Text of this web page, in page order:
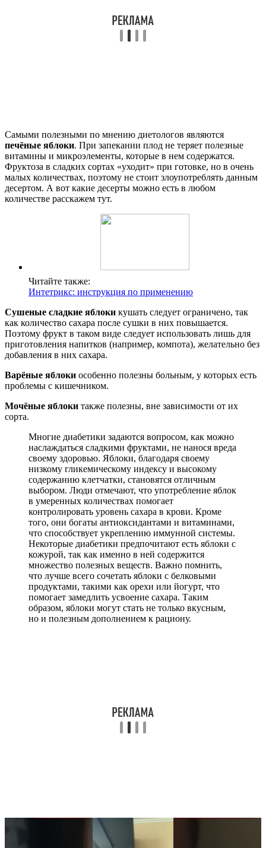
Самыми полезными по мнению диетологов являются
печёные яблоки. При запекании плод не теряет полезные
витамины и микроэлементы, которые в нем содержатся.
Фруктоза в сладких сортах «уходит» при готовке, но в очень
малых количествах, поэтому не стоит злоупотреблять данным
десертом. А вот какие десерты можно есть в любом
количестве расскажем тут.
Читайте также:
Интетрикс: инструкция по применению
Сушеные сладкие яблоки кушать следует ограничено, так
как количество сахара после сушки в них повышается.
Поэтому фрукт в таком виде следует использовать лишь для
приготовления напитков (например, компота), желательно без
добавления в них сахара.
Варёные яблоки особенно полезны больным, у которых есть
проблемы с кишечником.
Мочёные яблоки также полезны, вне зависимости от их
сорта.
Многие диабетики задаются вопросом, как можно
наслаждаться сладкими фруктами, не нанося вреда
своему здоровью. Яблоки, благодаря своему
низкому гликемическому индексу и высокому
содержанию клетчатки, становятся отличным
выбором. Люди отмечают, что употребление яблок
в умеренных количествах помогает
контролировать уровень сахара в крови. Кроме
того, они богаты антиоксидантами и витаминами,
что способствует укреплению иммунной системы.
Некоторые диабетики предпочитают есть яблоки с
кожурой, так как именно в ней содержится
множество полезных веществ. Важно помнить,
что лучше всего сочетать яблоки с белковыми
продуктами, такими как орехи или йогурт, что
помогает замедлить усвоение сахара. Таким
образом, яблоки могут стать не только вкусным,
но и полезным дополнением к рациону.